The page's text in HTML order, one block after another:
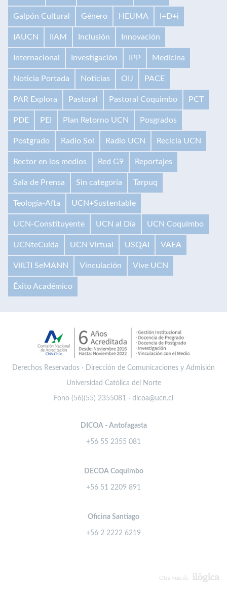
Galpón Cultural Género HEUMA I+D+i
IAUCN IIAM Inclusión Innovación
Internacional Investigación IPP Medicina
Noticia Portada Noticias OIJ PACE
PAR Explora Pastoral Pastoral Coquimbo PCT
PDE PEI Plan Retorno UCN Posgrados
Postgrado Radio Sol Radio UCN Recicla UCN
Rector en los medios Red G9 Reportajes
Sala de Prensa Sin categoría Tarpuq
Teología-Afta UCN+Sustentable
UCN-Constituyente UCN al Día UCN Coquimbo
UCNteCuida UCN Virtual USQAI VAEA
VilLTI SeMANN Vinculación Vive UCN
Éxito Académico
Derechos Reservados · Dirección de Comunicaciones y Admisión
Universidad Católica del Norte
Fono (56)(55) 2355081 · dicoa@ucn.cl
DICOA - Antofagasta
+56 55 2355 081
DECOA Coquimbo
+56 51 2209 891
Oficina Santiago
+56 2 2222 6219